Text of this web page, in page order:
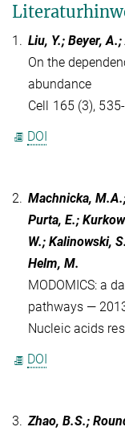
1. Liu, Y.; Beyer,
On the
abundance
Cell 165 (3),
DOI
2. Machnicka,
Purta, E.;
W.; Kalinowski,
Helm, M.
MODOMICS: a
pathways —
Nucleic acids
DOI
3. Zhao, B.S.;